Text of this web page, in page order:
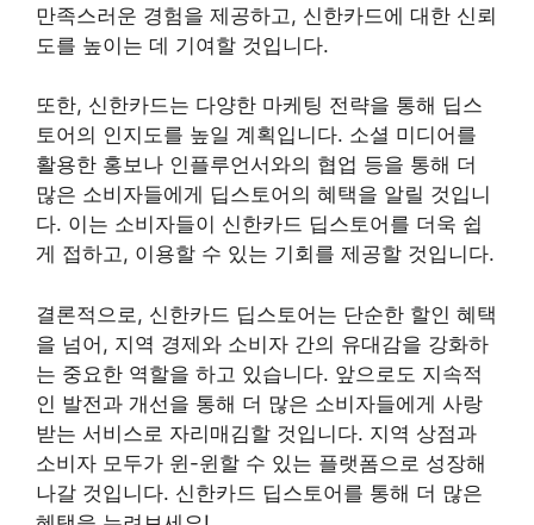
만족스러운 경험을 제공하고, 신한카드에 대한 신뢰
도를 높이는 데 기여할 것입니다.
또한, 신한카드는 다양한 마케팅 전략을 통해 딥스
토어의 인지도를 높일 계획입니다. 소셜 미디어를
활용한 홍보나 인플루언서와의 협업 등을 통해 더
많은 소비자들에게 딥스토어의 혜택을 알릴 것입니
다. 이는 소비자들이 신한카드 딥스토어를 더욱 쉽
게 접하고, 이용할 수 있는 기회를 제공할 것입니다.
결론적으로, 신한카드 딥스토어는 단순한 할인 혜택
을 넘어, 지역 경제와 소비자 간의 유대감을 강화하
는 중요한 역할을 하고 있습니다. 앞으로도 지속적
인 발전과 개선을 통해 더 많은 소비자들에게 사랑
받는 서비스로 자리매김할 것입니다. 지역 상점과
소비자 모두가 윈-윈할 수 있는 플랫폼으로 성장해
나갈 것입니다. 신한카드 딥스토어를 통해 더 많은